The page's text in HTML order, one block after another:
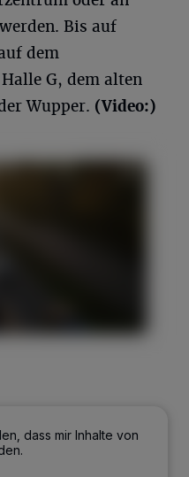
Bis auf
dem
G, dem alten
Wupper. (Video:)
dass mir Inhalte von
2021 von den